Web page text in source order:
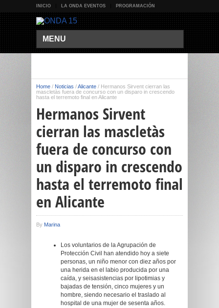
INICIO LA ONDA EVENTOS PROGRAMACIÓN
MENU
Home / Noticias /Alicante / Hermanos Sirvent cierran las
mascletàs fuera de concurso con un disparo in crescendo
hasta el terremoto final en Alicante
Hermanos Sirvent
cierran las mascletàs
fuera de concurso con
un disparo in crescendo
hasta el terremoto final
en Alicante
By Marina
Los voluntarios de la Agrupación de
Protección Civil han atendido hoy a siete
personas, un niño menor con diez años por
una herida en el labio producida por una
caída, y seisasistencias por lipotimias y
bajadas de tensión, cinco mujeres y un
hombre, siendo necesario el traslado al
hospital de una mujer de sesenta años.